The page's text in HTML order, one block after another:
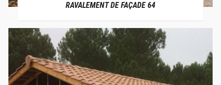
RAVALEMENT DE FAÇADE 64